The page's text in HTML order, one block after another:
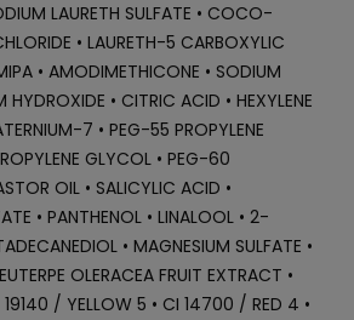
LAURETH SULFATE • COCO-
• LAURETH-5 CARBOXYLIC
• AMODIMETHICONE • SODIUM
HYDROXIDE • CITRIC ACID • HEXYLENE
7 • PEG-55 PROPYLENE
GLYCOL • PEG-60
OIL • SALICYLIC ACID •
• PANTHENOL • LINALOOL • 2-
• MAGNESIUM SULFATE •
OLERACEA FRUIT EXTRACT •
19140 / YELLOW 5 • CI 14700 / RED 4 •